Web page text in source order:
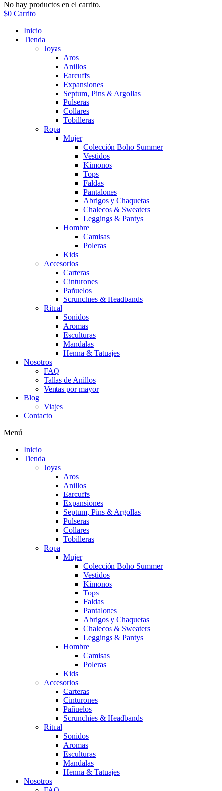
No hay productos en el carrito.
$0 Carrito
Inicio
Tienda
Joyas
Aros
Anillos
Earcuffs
Expansiones
Septum, Pins & Argollas
Pulseras
Collares
Tobilleras
Ropa
Mujer
Colección Boho Summer
Vestidos
Kimonos
Tops
Faldas
Pantalones
Abrigos y Chaquetas
Chalecos & Sweaters
Leggings & Pantys
Hombre
Camisas
Poleras
Kids
Accesorios
Carteras
Cinturones
Pañuelos
Scrunchies & Headbands
Ritual
Sonidos
Aromas
Esculturas
Mandalas
Henna & Tatuajes
Nosotros
FAQ
Tallas de Anillos
Ventas por mayor
Blog
Viajes
Contacto
Menú
Inicio
Tienda
Joyas
Aros
Anillos
Earcuffs
Expansiones
Septum, Pins & Argollas
Pulseras
Collares
Tobilleras
Ropa
Mujer
Colección Boho Summer
Vestidos
Kimonos
Tops
Faldas
Pantalones
Abrigos y Chaquetas
Chalecos & Sweaters
Leggings & Pantys
Hombre
Camisas
Poleras
Kids
Accesorios
Carteras
Cinturones
Pañuelos
Scrunchies & Headbands
Ritual
Sonidos
Aromas
Esculturas
Mandalas
Henna & Tatuajes
Nosotros